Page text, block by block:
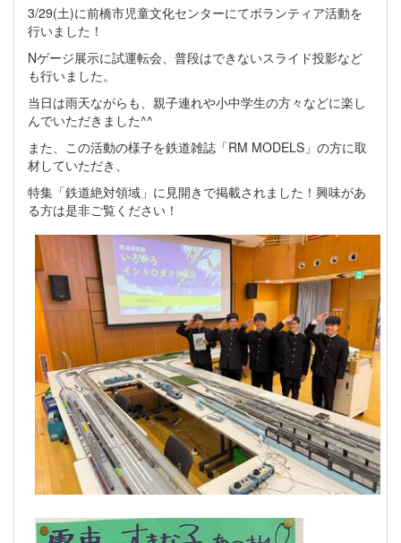
3/29(土)に前橋市児童文化センターにてボランティア活動を
行いました！
Nゲージ展示に試運転会、普段はできないスライド投影など
も行いました。
当日は雨天ながらも、親子連れや小中学生の方々などに楽し
んでいただきました^^
また、この活動の様子を鉄道雑誌「RM MODELS」の方に取
材していただき、
特集「鉄道絶対領域」に見開きで掲載されました！興味があ
る方は是非ご覧ください！